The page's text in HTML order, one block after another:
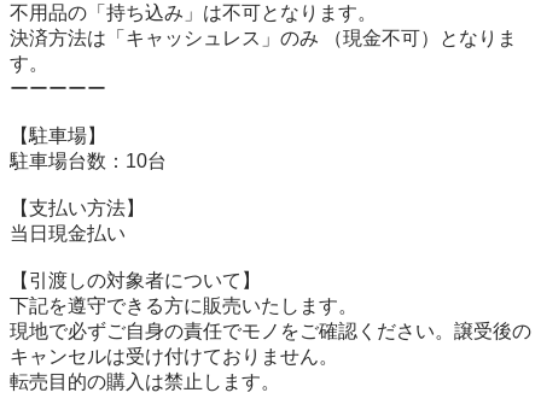
不用品の「持ち込み」は不可となります。
決済方法は「キャッシュレス」のみ （現金不可）となりま
す。
ーーーーー
【駐⾞場】
駐車場台数：10台
【⽀払い⽅法】
当日現金払い
【引渡しの対象者について】
下記を遵守できる⽅に販売いたします。
現地で必ずご⾃⾝の責任でモノをご確認ください。譲受後の
キャンセルは受け付けておりません。
転売⽬的の購⼊は禁⽌します。